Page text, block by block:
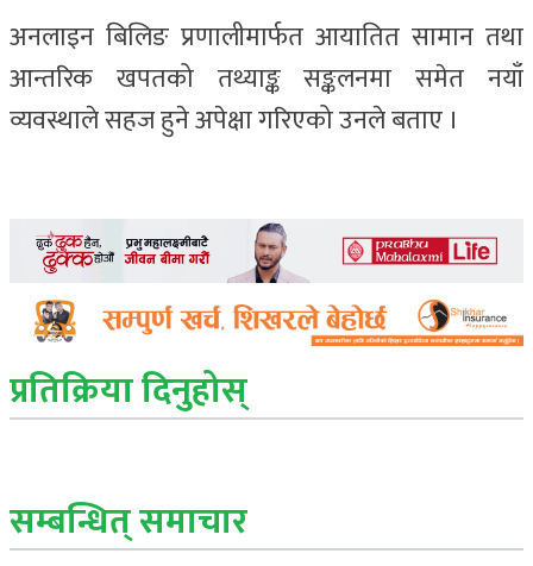
अनलाइन बिलिङ प्रणालीमार्फत आयातित सामान तथा
आन्तरिक खपतको तथ्याङ्क सङ्कलनमा समेत नयाँ
व्यवस्थाले सहज हुने अपेक्षा गरिएको उनले बताए ।
प्रतिक्रिया दिनुहोस्
सम्बन्धित् समाचार